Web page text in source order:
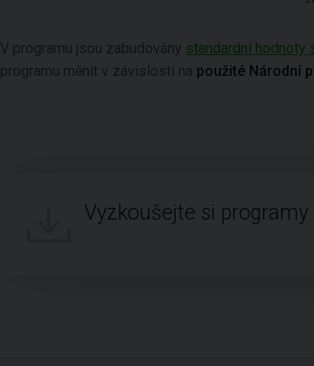
V programu jsou zabudovány standardní hodnoty
programu měnit v závislosti na použité Národní
Vyzkoušejte si programy